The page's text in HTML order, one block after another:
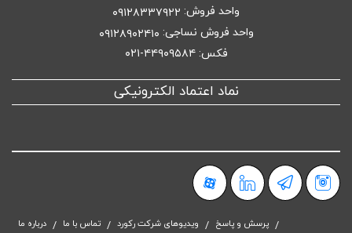
واحد فروش: ۰۹۱۲۸۳۳۷۹۲۲
واحد فروش نساجی: ۰۹۱۲۸۹۰۲۴۱۰
فکس: ۴۴۹۰۹۵۸۴-۰۲۱
نماد اعتماد الکترونیکی
درباره ما تماس با ما ویدیوهای شرکت رکورد پرسش و پاسخ